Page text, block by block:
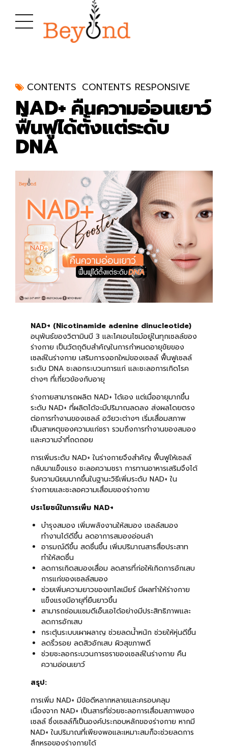
CONTENTS CONTENTS RESPONSIVE
NAD+ คืนความอ่อนเยาว์
ฟื้นฟูได้ตั้งแต่ระดับ
DNA
NAD+ (Nicotinamide adenine dinucleotide)
อนุพันธ์ของวิตามินบี 3 และโคเอนไซม์อยู่ในทุกเซลล์ของ
ร่างกาย เป็นวัตถุดิบสำคัญในการกำหนดอายุขัยของ
เซลล์ในร่างกาย เสริมการงอกใหม่ของเซลล์ ฟื้นฟูเซลล์
ระดับ DNA ชะลอกระบวนการแก่ และชะลอการเกิดโรค
ต่างๆ ที่เกี่ยวข้องกับอายุ
ร่างกายสามารถผลิต NAD+ ได้เอง แต่เมื่ออายุมากขึ้น
ระดับ NAD+ ที่ผลิตได้จะมีปริมาณลดลง ส่งผลโดยตรง
ต่อการทำงานของเซลล์ อวัยวะต่างๆ เริ่มเสื่อมสภาพ
เป็นสาเหตุของความแก่ชรา รวมถึงการทำงานของสมอง
และความจำที่ถดถอย
การเพิ่มระดับ NAD+ ในร่างกายจึงสำคัญ ฟื้นฟูให้เซลล์
กลับมาแข็งแรง ชะลอความชรา การทานอาหารเสริมจึงได้
รับความนิยมมากขึ้นในฐานะวิธีเพิ่มระดับ NAD+ ใน
ร่างกายและชะลอความเสื่อมของร่างกาย
ประโยชน์ในการเพิ่ม NAD+
บำรุงสมอง เพิ่มพลังงานให้สมอง เซลล์สมอง
ทำงานได้ดีขึ้น ลดอาการสมองอ่อนล้า
อารมณ์ดีขึ้น สดชื่นขึ้น เพิ่มปริมาณสารสื่อประสาท
ทำให้สดชื่น
ลดการเกิดสมองเสื่อม ลดสารที่ก่อให้เกิดการอักเสบ
การแก่ของเซลล์สมอง
ช่วยเพิ่มความยาวของเทโลเมียร์ มีผลทำให้ร่างกาย
แข็งแรงมีอายุที่ยืนยาวขึ้น
สามารถซ่อมแซมดีเอ็นเอได้อย่างมีประสิทธิภาพและ
ลดการอักเสบ
กระตุ้นระบบเผาผลาญ ช่วยลดน้ำหนัก ช่วยให้หุ่นดีขึ้น
ลดริ้วรอย ลดสิวอักเสบ ผิวสุขภาพดี
ช่วยชะลอกระบวนการชราของเซลล์ในร่างกาย คืน
ความอ่อนเยาว์
สรุป:
การเพิ่ม NAD+ มีข้อดีหลากหลายและครอบคลุม
เนื่องจาก NAD+ เป็นสารที่ช่วยชะลอการเสื่อมสภาพของ
เซลล์ ซึ่งเซลล์ก็เป็นองค์ประกอบหลักของร่างกาย หากมี
NAD+ ในปริมาณที่เพียงพอและเหมาะสมก็จะช่วยลดการ
สึกหรอของร่างกายได้